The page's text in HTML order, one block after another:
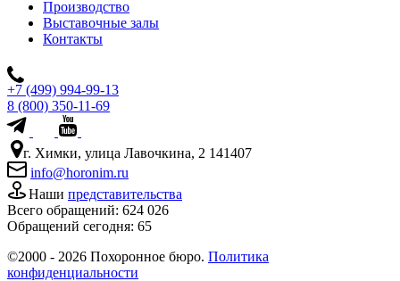
Производство
Выставочные залы
Контакты
+7 (499) 994-99-13
8 (800) 350-11-69
г. Химки, улица Лавочкина, 2 141407
info@horonim.ru
Наши представительства
Всего обращений: 624 026
Обращений сегодня: 65
©2000 - 2026 Похоронное бюро. Политика
конфиденциальности